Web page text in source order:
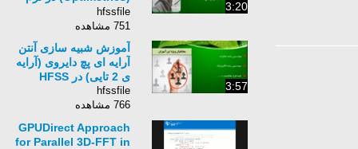
3:20
افزار HFSS
hfssfile
751 مشاهده
3:57
آموزش شبیه سازی آنتن
آرایه ای پچ دایروی (آرایه
ی 2 تایی) در HFSS
hfssfile
766 مشاهده
GPUDirect Approach
for Parallel 3D-FFT in